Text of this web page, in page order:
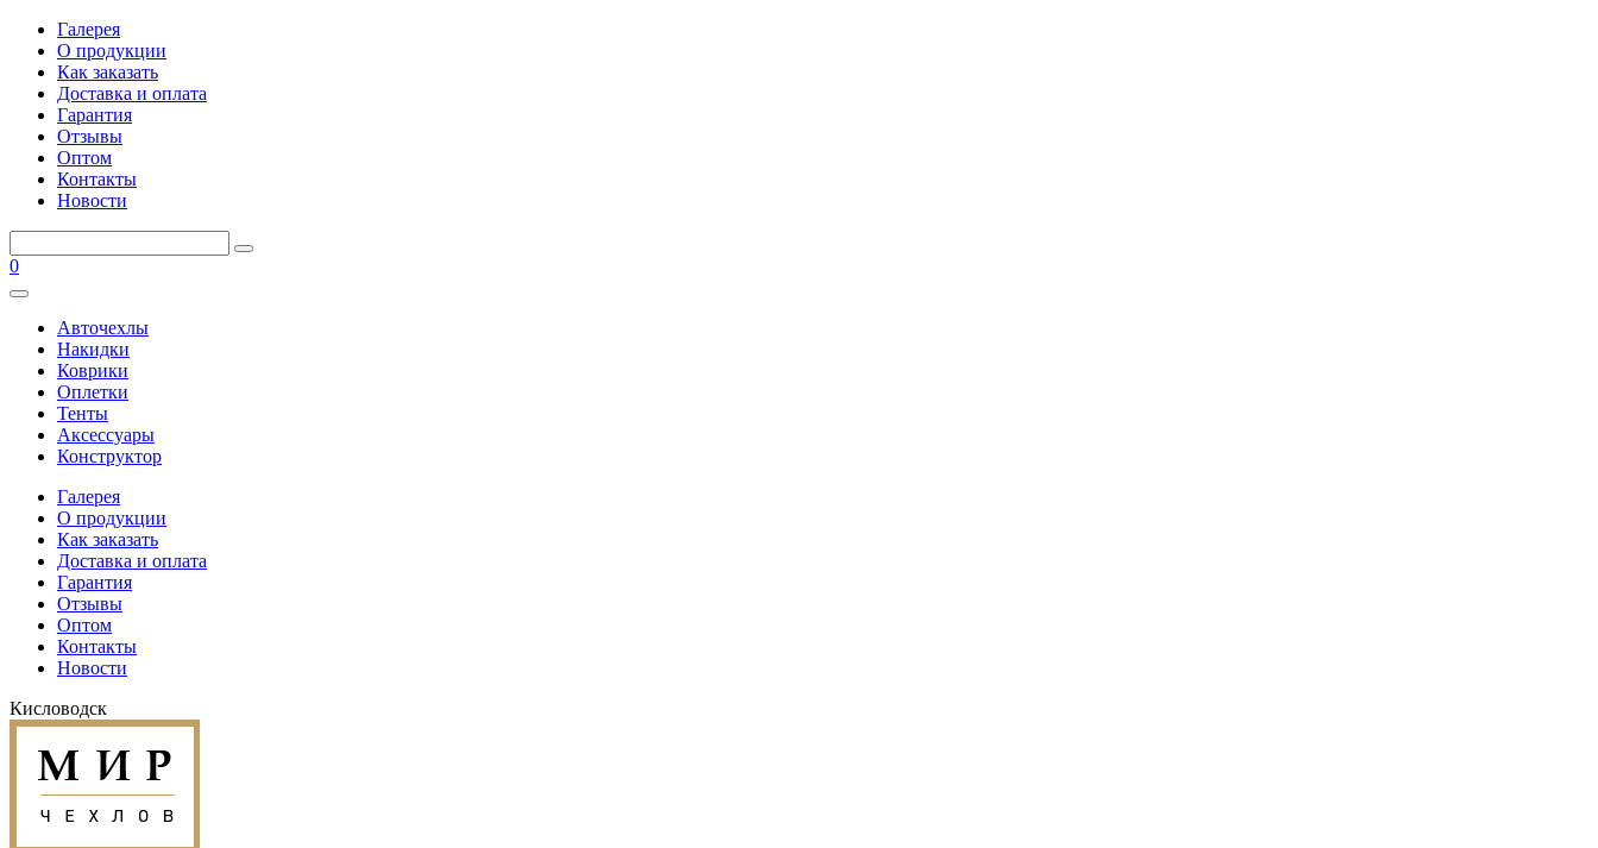
Галерея
О продукции
Как заказать
Доставка и оплата
Гарантия
Отзывы
Оптом
Контакты
Новости
0
Авточехлы
Накидки
Коврики
Оплетки
Тенты
Аксессуары
Конструктор
Галерея
О продукции
Как заказать
Доставка и оплата
Гарантия
Отзывы
Оптом
Контакты
Новости
Кисловодск